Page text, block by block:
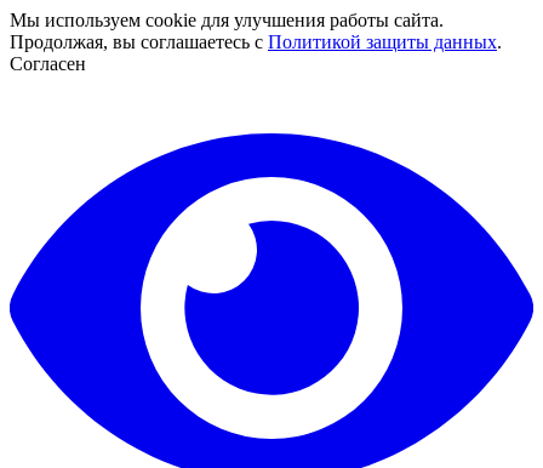
Мы используем cookie для улучшения работы сайта.
Продолжая, вы соглашаетесь с Политикой защиты данных.
Согласен